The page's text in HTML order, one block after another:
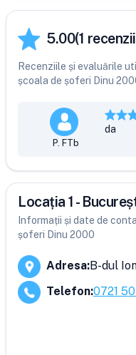
5.00(1
Recenziile și evaluările
școala de șoferi Dinu
P. FTb
da
Locația 1 -
Informații și date de
șoferi Dinu 2000
Adresa:B-dul
Telefon:0721